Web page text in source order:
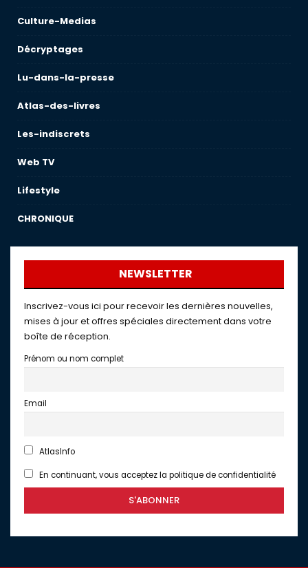
Culture-Medias
Décryptages
Lu-dans-la-presse
Atlas-des-livres
Les-indiscrets
Web TV
Lifestyle
CHRONIQUE
NEWSLETTER
Inscrivez-vous ici pour recevoir les dernières nouvelles,
mises à jour et offres spéciales directement dans votre
boîte de réception.
Prénom ou nom complet
Email
AtlasInfo
En continuant, vous acceptez la politique de confidentialité